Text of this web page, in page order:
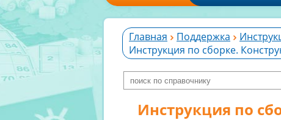
Главная Поддержка
Инструкция по сборке.
Инструкция по